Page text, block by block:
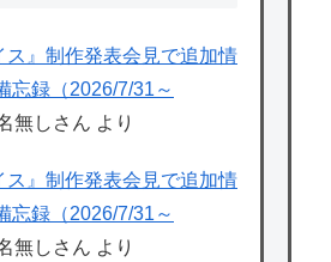
ス』制作発表会見で追加情
忘録（2026/7/31～
無しさん より
ス』制作発表会見で追加情
忘録（2026/7/31～
無しさん より